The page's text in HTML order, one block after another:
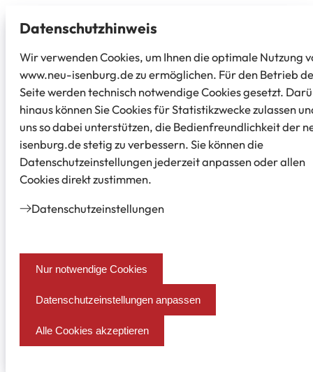
Datenschutz­hinweis
Wir verwenden Cookies, um Ihnen die optimale Nutzung
www.neu-isenburg.de zu ermöglichen. Für den Betrieb
Seite werden technisch notwendige Cookies gesetzt.
hinaus können Sie Cookies für Statistikzwecke zulassen
uns so dabei unterstützen, die Bedienfreundlichkeit der
isenburg.de stetig zu verbessern. Sie können die
Datenschutzeinstellungen jederzeit anpassen oder allen
Cookies direkt zustimmen.
Datenschutz­einstellungen
Nur notwendige Cookies
Datenschutzeinstellungen anpassen
Alle Cookies akzeptieren